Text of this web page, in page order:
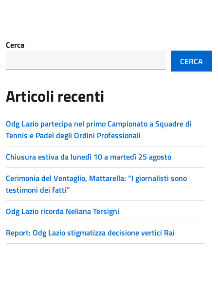
Cerca
CERCA
Articoli recenti
Odg Lazio partecipa nel primo Campionato a Squadre di
Tennis e Padel degli Ordini Professionali
Chiusura estiva da lunedì 10 a martedì 25 agosto
Cerimonia del Ventaglio, Mattarella: “I giornalisti sono
testimoni dei fatti”
Odg Lazio ricorda Neliana Tersigni
Report: Odg Lazio stigmatizza decisione vertici Rai